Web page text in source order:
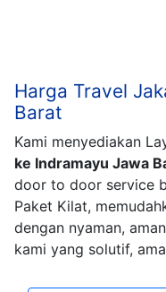
Harga Travel
Barat
Kami menyediakan
ke Indramayu Jawa
door to door service
Paket Kilat,
dengan nyaman,
kami yang solutif,